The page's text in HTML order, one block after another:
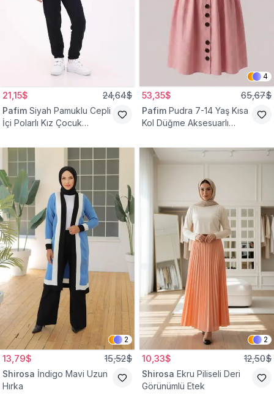
21,15$ 24,64$
Pafim Siyah Pamuklu Cepli
İçi Polarlı Kız Çocuk
4
53,35$ 65,67$
Pafim Pudra 7-14 Yaş Kısa
Kol Düğme Aksesuarlı
2
13,79$ 15,52$
Shirosa İndigo Mavi Uzun
Hırka
2
10,33$ 12,50$
Shirosa Ekru Piliseli Deri
Görünümlü Etek